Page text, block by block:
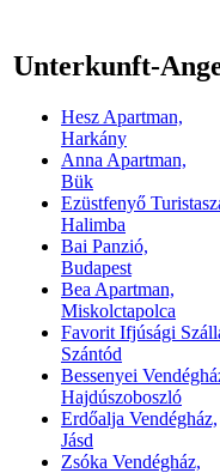
Unterkunft-
Hesz Apartman,
Harkány
Anna Apartman,
Bük
Ezüstfenyő
Halimba
Bai Panzió,
Budapest
Bea Apartman,
Miskolctapolca
Favorit Ifjúsági
Szántód
Bessenyei
Hajdúszoboszló
Erdőalja Vendégház,
Jásd
Zsóka Vendégház,